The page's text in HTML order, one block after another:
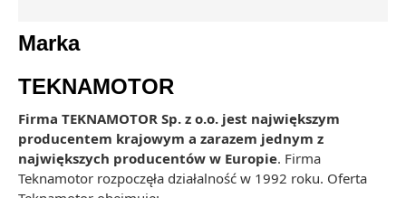
Marka
TEKNAMOTOR
Firma TEKNAMOTOR Sp. z o.o. jest największym
producentem krajowym a zarazem jednym z
największych producentów w Europie. Firma
Teknamotor rozpoczęła działalność w 1992 roku. Oferta